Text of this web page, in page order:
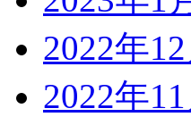
2022年12
2022年11